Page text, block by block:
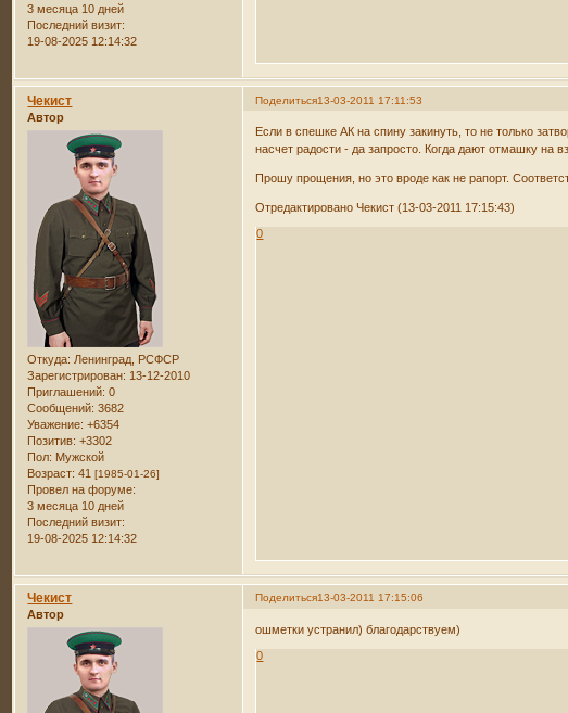
3 месяца 10 дней
Последний визит:
19-08-2025 12:14:32
Поделиться13-03-2011 17:11:53
Чекист
Автор
Откуда: Ленинград, РСФСР
Зарегистрирован: 13-12-2010
Приглашений: 0
Сообщений: 3682
Уважение: +6354
Позитив: +3302
Пол: Мужской
Возраст: 41[1985-01-26]
Провел на форуме:
3 месяца 10 дней
Последний визит:
19-08-2025 12:14:32
Если в спешке АК на спину закинуть, то не только
насчет радости - да запросто. Когда дают отмашку на
Прошу прощения, но это вроде как не рапорт.
Отредактировано Чекист (13-03-2011 17:15:43)
0
Поделиться13-03-2011 17:15:06
Чекист
Автор
ошметки устранил) благодарствуем)
0